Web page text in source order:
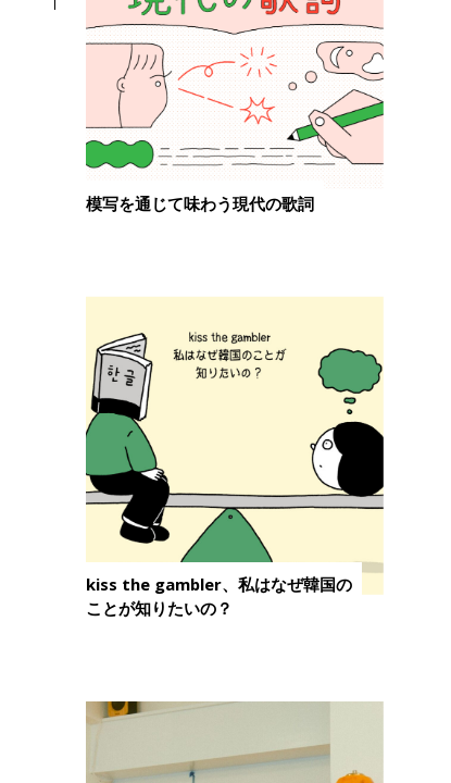
模写を通じて味わう現代の歌詞
kiss the gambler、私はなぜ韓国の
ことが知りたいの？